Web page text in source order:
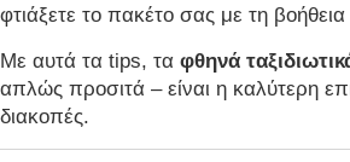
φτιάξετε το πακέτο σας με τη βοήθεια
Με αυτά τα tips, τα φθηνά
απλώς προσιτά – είναι η καλύτερη
διακοπές.